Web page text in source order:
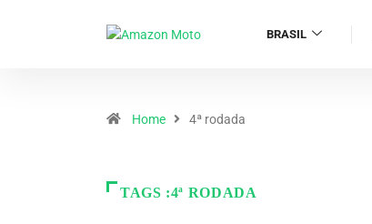
BRASIL
Home 4ª rodada
TAGS :4ª RODADA